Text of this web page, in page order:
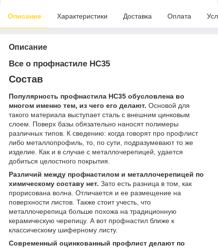
Описание Характеристики Доставка Оплата
Описание
Все о профнастиле НС35
Состав
Популярность профнастила НС35 обусловлена во
многом именно тем, из чего его делают. Основой для
такого материала выступает сталь с внешним цинковым
слоем. Поверх базы обязательно наносят полимеры
различных типов. К сведению: когда говорят про профлист
либо металлопрофиль, то, по сути, подразумевают то же
изделие. Как и в случае с металлочерепицей, удается
добиться целостного покрытия.
Различий между профнастилом и металлочерепицей по
химическому составу нет. Зато есть разница в том, как
прорисована волна. Отличается и ее размещение на
поверхности листов. Также стоит учесть, что
металлочерепица больше похожа на традиционную
керамическую черепицу. А вот профнастил ближе к
классическому шиферному листу.
Современный оцинкованный профлист делают по